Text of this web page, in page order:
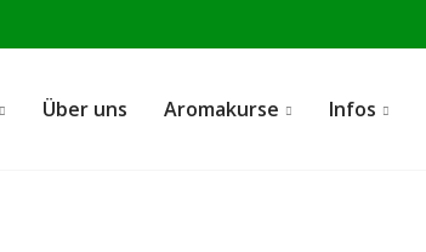
Über uns Aromakurse Infos